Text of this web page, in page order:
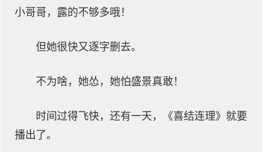
小哥哥，露的不够多哦！
但她很快又逐字删去。
不为啥，她怂，她怕盛景真敢！
时间过得飞快，还有一天，《喜结连理》就要
播出了。